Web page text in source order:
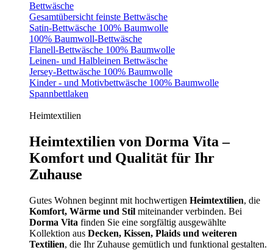
Bettwäsche
Gesamtübersicht feinste Bettwäsche
Satin-Bettwäsche 100% Baumwolle
100% Baumwoll-Bettwäsche
Flanell-Bettwäsche 100% Baumwolle
Leinen- und Halbleinen Bettwäsche
Jersey-Bettwäsche 100% Baumwolle
Kinder - und Motivbettwäsche 100% Baumwolle
Spannbettlaken
Heimtextilien
Heimtextilien von Dorma Vita –
Komfort und Qualität für Ihr
Zuhause
Gutes Wohnen beginnt mit hochwertigen Heimtextilien, die
Komfort, Wärme und Stil miteinander verbinden. Bei
Dorma Vita finden Sie eine sorgfältig ausgewählte
Kollektion aus Decken, Kissen, Plaids und weiteren
Textilien, die Ihr Zuhause gemütlich und funktional gestalten.